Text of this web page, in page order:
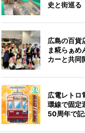
史と街巡る
広島の百貨
ま糀らぁ
カーと共同
広電レトロ
環線で固
50周年で